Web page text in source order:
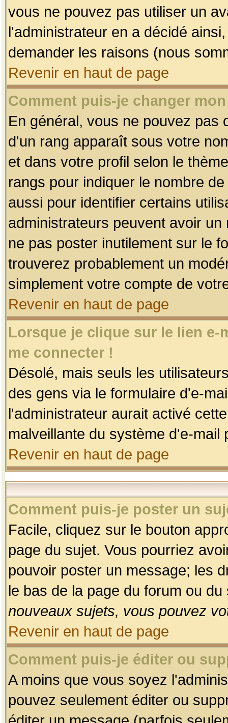
vous ne pouvez pas utiliser un
l'administrateur en a décidé
demander les raisons (nous
Revenir en haut de page
Comment puis-je changer
En général, vous ne pouvez pas
d'un rang apparaît sous votre
et dans votre profil selon le
rangs pour indiquer le nombre
aussi pour identifier certains
administrateurs peuvent avoir
ne pas poster inutilement sur le
trouverez probablement un
simplement votre compte de
Revenir en haut de page
Lorsque je clique sur le lien
me connecter !
Désolé, mais seuls les
des gens via le formulaire d'e-
l'administrateur aurait activé
malveillante du système d'e-
Revenir en haut de page
Comment puis-je poster un
Facile, cliquez sur le bouton
page du sujet. Vous pourriez
pouvoir poster un message; les
le bas de la page du forum ou
nouveaux sujets, vous pouvez
Revenir en haut de page
Comment puis-je éditer ou
A moins que vous soyez
pouvez seulement éditer ou